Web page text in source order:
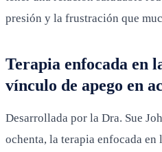
presión y la frustración que
Terapia enfocada en
vínculo de apego en
Desarrollada por la Dra. Sue
ochenta, la terapia enfocada en